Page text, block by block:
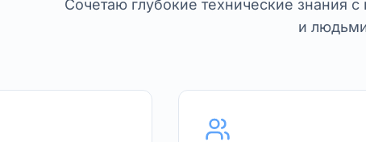
Сочетаю глубокие технические знания
и